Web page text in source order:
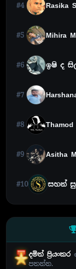
#4 Rasika
#5 Mihira
#6 ඉෂි ද
#7
#8
#9 Asitha
#10 සහන්
දමිත් ප්‍රියංකර
පතන්න.